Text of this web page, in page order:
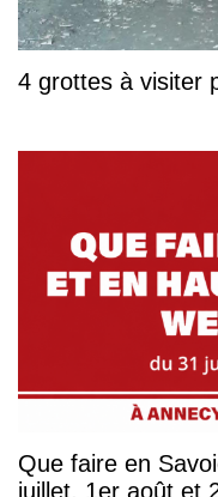
4 grottes à visiter
Que faire en